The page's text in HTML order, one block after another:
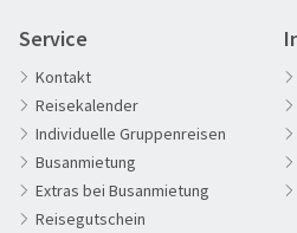
Clubreisen
Deutschland erleben
Die Welt entdecken
Entspannen & Wohlfühlen
Erlebnisreise
Eröffnungs- & Abschlussreisen
Service
Kontakt
Reisekalender
Individuelle Gruppenreisen
Busanmietung
Extras bei Busanmietung
Reisegutschein